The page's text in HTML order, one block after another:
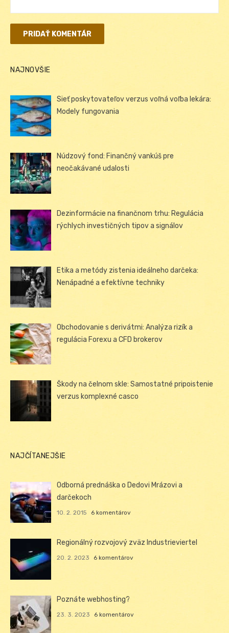
NAJNOVŠIE
Sieť poskytovateľov verzus voľná voľba lekára:
Modely fungovania
Núdzový fond: Finančný vankúš pre
neočakávané udalosti
Dezinformácie na finančnom trhu: Regulácia
rýchlych investičných tipov a signálov
Etika a metódy zistenia ideálneho darčeka:
Nenápadné a efektívne techniky
Obchodovanie s derivátmi: Analýza rizík a
regulácia Forexu a CFD brokerov
Škody na čelnom skle: Samostatné pripoistenie
verzus komplexné casco
NAJČÍTANEJŠIE
Odborná prednáška o Dedovi Mrázovi a
darčekoch
10. 2. 2015 6 komentárov
Regionálný rozvojový zväz Industrieviertel
20. 2. 2023 6 komentárov
Poznáte webhosting?
23. 3. 2023 6 komentárov